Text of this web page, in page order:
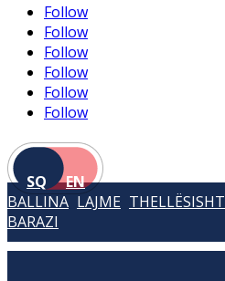
Follow
Follow
Follow
Follow
Follow
Follow
SQ EN
BALLINA LAJME THELLËSISHT
BARAZI